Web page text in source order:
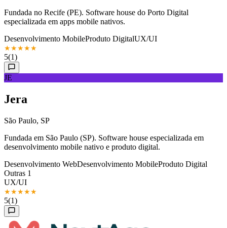
Fundada no Recife (PE). Software house do Porto Digital
especializada em apps mobile nativos.
Desenvolvimento MobileProduto DigitalUX/UI
★★★★★
5(1)
JE
Jera
São Paulo, SP
Fundada em São Paulo (SP). Software house especializada em
desenvolvimento mobile nativo e produto digital.
Desenvolvimento WebDesenvolvimento MobileProduto Digital
Outras 1
UX/UI
★★★★★
5(1)